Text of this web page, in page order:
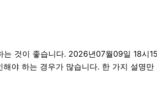
것이 좋습니다. 2026년07월09일 18시
야 하는 경우가 많습니다. 한 가지 설명